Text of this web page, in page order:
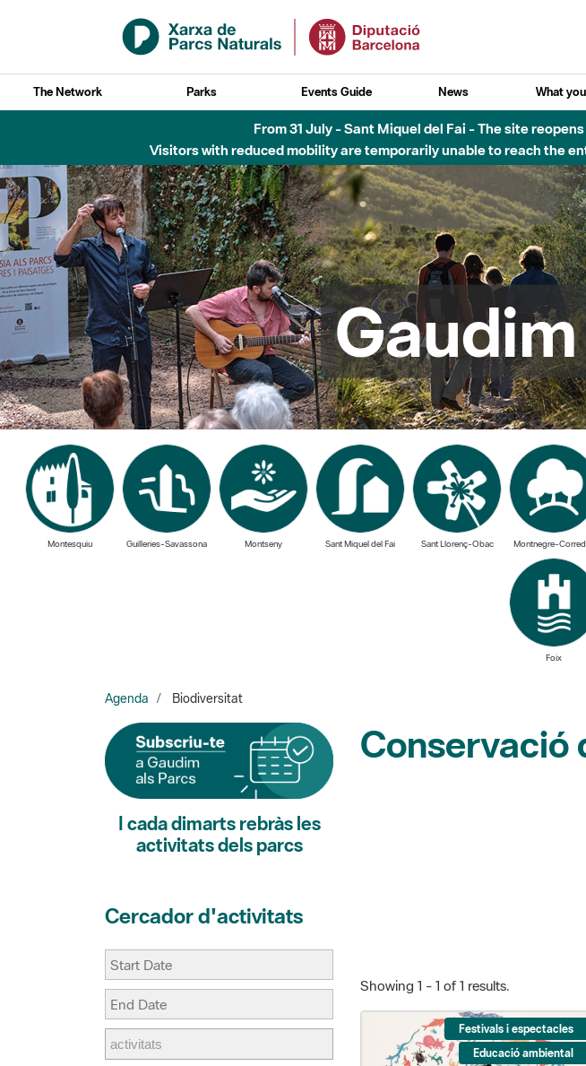
Skip to Main Content
The Network Parks Events Guide News What
Fins al desembre de 2026 - Parc Fluvial Besòs - Afectacions a la
Montesquiu Guilleries-Savassona Sant Miquel del Fai Sant Llorenç-Obac Montnegre-
Foix
I cada dimarts rebràs les
activitats dels parcs
Conservació
Educació ambiental
Diversos